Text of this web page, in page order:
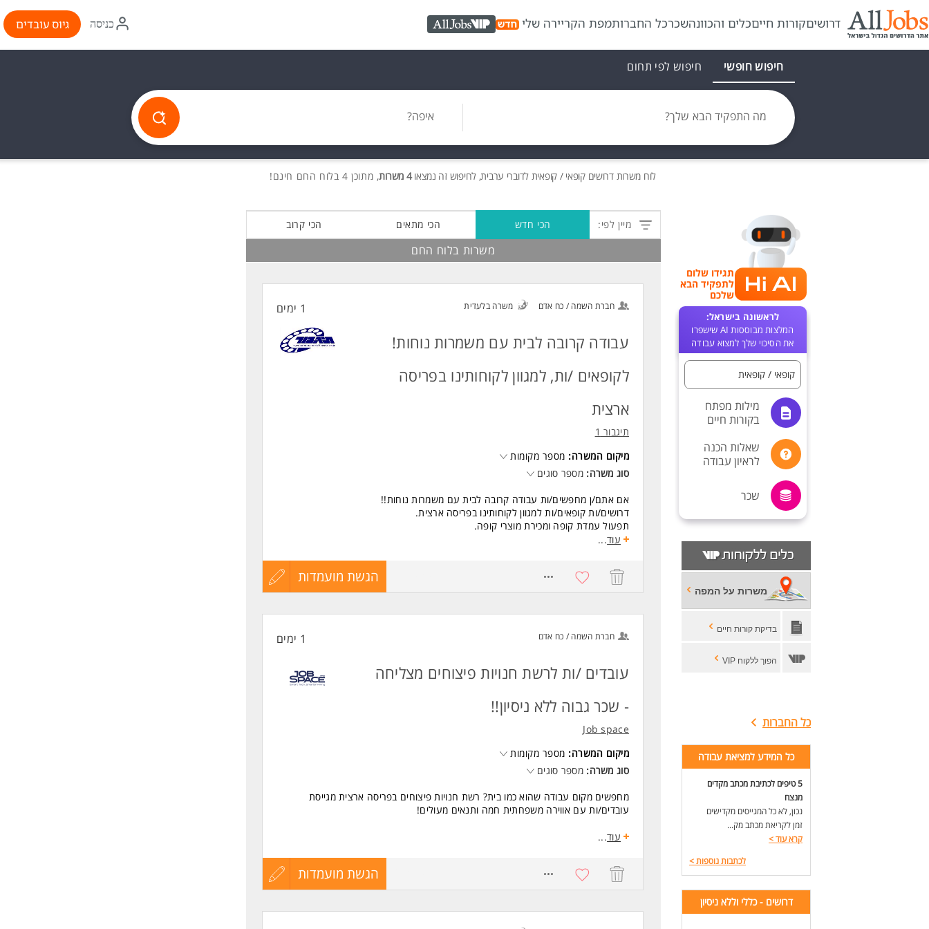
דרושיםקורות חייםכלים והכוונהשכרכל החברותמפת הקריירה שלי AllJobs VIP
איקון
התחברות
כניסה גיוס עובדים
חיפוש חופשי חיפוש לפי תחום
מה התפקיד הבא שלך? איפה?
לוח משרותדרושים קופאי / קופאית לדוברי ערבית, לחיפוש זה נמצאו4 משרות , מתוכן 4 בלוח החם חינם!
תגידו שלום
לתפקיד הבא
שלכם
לראשונה בישראל:
המלצות מבוססות AI שישפרו
את הסיכוי שלך למצוא עבודה
קופאי / קופאית
מילות מפתח
בקורות חיים
שאלות הכנה
לראיון עבודה
שכר
משרות על המפה
בדיקת קורות חיים
הפוך ללקוח VIP
כל החברות
כל המידע למציאת עבודה
5 טיפים לכתיבת מכתב מקדים
מנצח
נכון, לא כל המגייסים מקדישים
זמן לקריאת מכתב מק...
קרא עוד>
לכתבות נוספות>
דרושים - כללי וללא ניסיון
מיין לפי: הכי חדש הכי מתאים הכי קרוב
משרות בלוח החם
חברת השמה / כח אדם משרה בלעדית 1 ימים
עבודה קרובה לבית עם משמרות נוחות!
לקופאים /ות, למגוון לקוחותינו בפריסה
ארצית
תיגבור 1
מיקום המשרה: מספר מקומות
סוג משרה: מספר סוגים
אם אתם/ן מחפשים/ות עבודה קרובה לבית עם משמרות נוחות!!
דרושים/ות קופאים/ות למגוון לקוחותינו בפריסה ארצית.
תפעול עמדת קופה ומכירת מוצרי קופה.
מתן שירות ומענה ללקוחות.
דרישות:
ניסיון - יתרון המשרה מיועדת לנשים ולגברים כאחד.
לעוד משרות ומידע על תיגבור 1 >
עוד...
הגשת מועמדות
עדכון
חברת השמה / כח אדם 1 ימים
עובדים /ות לרשת חנויות פיצוחים מצליחה
- שכר גבוה ללא ניסיון!!
Job space
מיקום המשרה: מספר מקומות
סוג משרה: מספר סוגים
מחפשים מקום עבודה שהוא כמו בית? רשת חנויות פיצוחים בפריסה ארצית מגייסת
עובדים/ות עם אווירה משפחתית חמה ותנאים מעולים!
תיאור תפקיד:
- תפעול שוטף של החנות: אריזת מוצרים, סידור סחורה ושמירה על הנראות.
- סביבת עבודה משפחתית, תומכת ומכבדת באנרגיות טובות.
- טווח שכר: ייקבע במעמד הריאיון.
עוד...
הגשת מועמדות
עדכון